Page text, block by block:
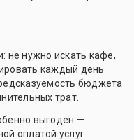
не нужно искать кафе,
каждый день
бюджета
трат.
выгоден —
оплатой услуг